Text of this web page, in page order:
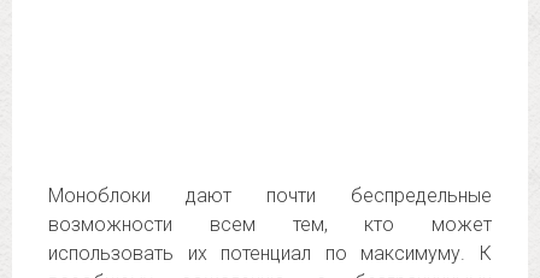
Моноблоки дают почти беспредельные
возможности всем тем, кто может
использовать их потенциал по максимуму. К